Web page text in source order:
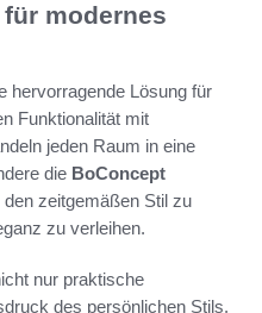
modernes
hervorragende Lösung für
Funktionalität mit
jeden Raum in eine
die BoConcept
zeitgemäßen Stil zu
zu verleihen.
nur praktische
des persönlichen Stils.